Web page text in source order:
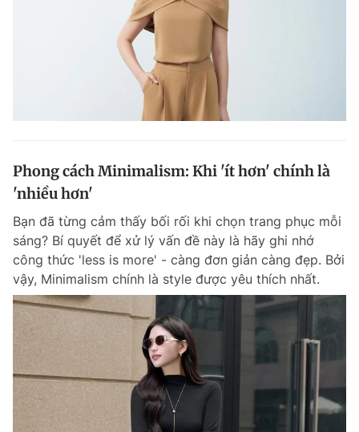
Phong cách Minimalism: Khi 'ít hơn' chính là
'nhiều hơn'
Bạn đã từng cảm thấy bối rối khi chọn trang phục mỗi
sáng? Bí quyết để xử lý vấn đề này là hãy ghi nhớ
công thức 'less is more' - càng đơn giản càng đẹp. Bởi
vậy, Minimalism chính là style được yêu thích nhất.